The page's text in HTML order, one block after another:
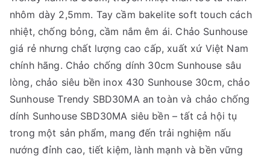
0
0
₫
.
2
0
,
0
0
0
₫
.
nhôm dày 2,5mm. Tay cầm bakelite soft touch cách
nhiệt, chống bỏng, cầm nắm êm ái. Chảo Sunhouse
giá rẻ nhưng chất lượng cao cấp, xuất xứ Việt Nam
chính hãng. Chảo chống dính 30cm Sunhouse sâu
lòng, chảo siêu bền inox 430 Sunhouse 30cm, chảo
Sunhouse Trendy SBD30MA an toàn và chảo chống
dính Sunhouse SBD30MA siêu bền – tất cả hội tụ
trong một sản phẩm, mang đến trải nghiệm nấu
nướng đỉnh cao, tiết kiệm, lành mạnh và bền vững